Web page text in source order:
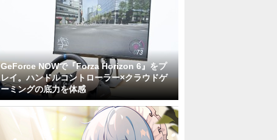
GeForce NOWで『Forza Horizon 6』をプ
レイ。ハンドルコントローラー×クラウドゲ
ーミングの底力を体感